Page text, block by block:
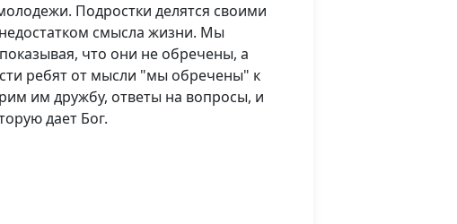
Подростки делятся своими
смысла жизни. Мы
что они не обречены, а
ребят от мысли "мы обречены" к
им дружбу, ответы на вопросы, и
дает Бог.